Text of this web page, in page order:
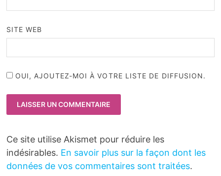
SITE WEB
OUI, AJOUTEZ-MOI À VOTRE LISTE DE DIFFUSION.
Ce site utilise Akismet pour réduire les
indésirables. En savoir plus sur la façon dont les
données de vos commentaires sont traitées.